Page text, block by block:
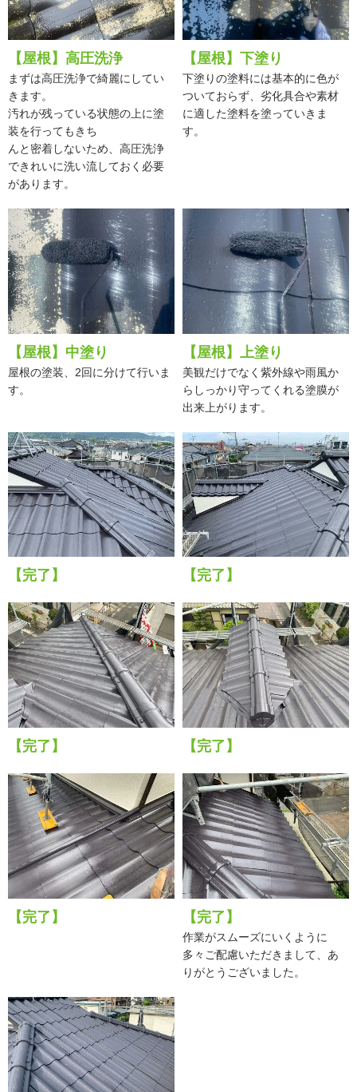
【屋根】高圧洗浄
まずは高圧洗浄で綺麗にしてい
きます。
汚れが残っている状態の上に塗
装を行ってもきち
んと密着しないため、高圧洗浄
できれいに洗い流しておく必要
があります。
【屋根】下塗り
下塗りの塗料には基本的に色が
ついておらず、劣化具合や素材
に適した塗料を塗っていきま
す。
【屋根】中塗り
屋根の塗装、2回に分けて行いま
す。
【屋根】上塗り
美観だけでなく紫外線や雨風か
らしっかり守ってくれる塗膜が
出来上がります。
【完了】 【完了】
【完了】 【完了】
【完了】 【完了】
作業がスムーズにいくように
多々ご配慮いただきまして、あ
りがとうございました。